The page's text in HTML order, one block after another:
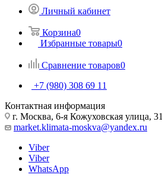
Личный кабинет
Корзина0
Избранные товары0
Сравнение товаров0
+7 (980) 308 69 11
Контактная информация
г. Москва, 6-я Кожуховская улица, 31
market.klimata-moskva@yandex.ru
Viber
Viber
WhatsApp